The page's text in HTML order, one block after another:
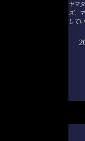
ヤマ
ズ、
して